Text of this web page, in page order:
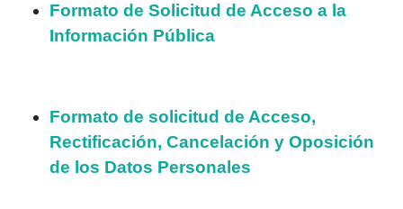
Formato de Solicitud de Acceso a la
Información Pública
Formato de solicitud de Acceso,
Rectificación, Cancelación y Oposición
de los Datos Personales